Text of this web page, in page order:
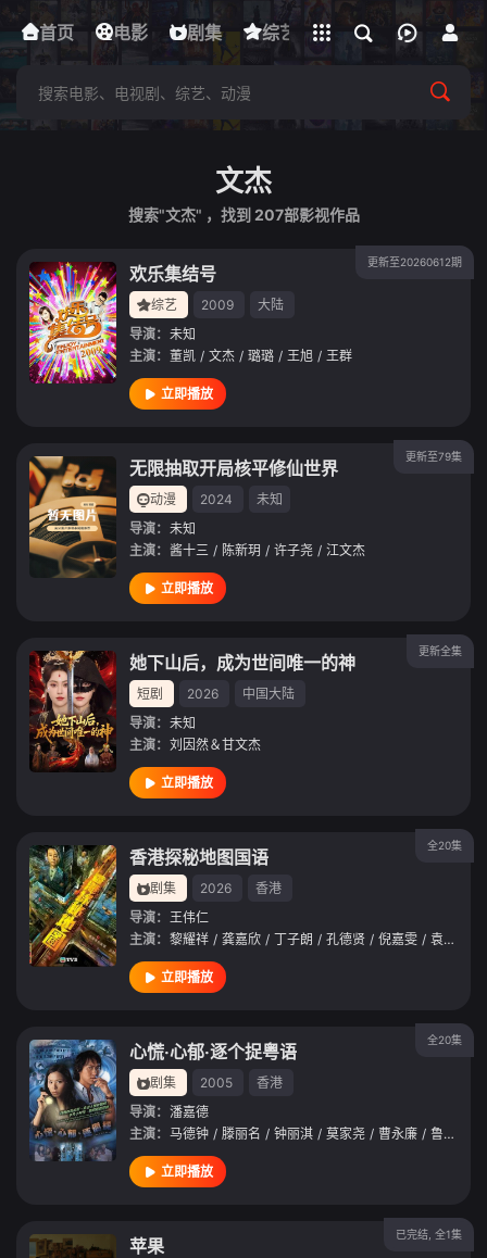
首页 电影 剧集 综艺 动漫 短剧
下载客户端
立即登录
文杰
搜索"文杰" ，找到 207部影视作品
更新至20260612期
欢乐集结号
综艺 2009
大陆
导演： 未知
主演： 董凯 / 文杰 / 璐璐 / 王旭 / 王群
立即播放
更新至79集
无限抽取开局核平修仙世界
动漫 2024
未知
导演： 未知
主演： 酱十三 / 陈新玥 / 许子尧 / 江文杰
立即播放
更新全集
她下山后，成为世间唯一的神
短剧 2026
中国大陆
导演： 未知
主演： 刘因然＆甘文杰
立即播放
全20集
香港探秘地图国语
剧集 2026
香港
导演： 王伟仁
主演： 黎耀祥 / 龚嘉欣 / 丁子朗 / 孔德贤 / 倪嘉雯 / 袁文杰
立即播放
全20集
心慌‧心郁‧逐个捉粤语
剧集 2005
香港
导演： 潘嘉德
主演： 马德钟 / 滕丽名 / 钟丽淇 / 莫家尧 / 曹永廉 / 鲁文杰
立即播放
已完结, 全1集
苹果